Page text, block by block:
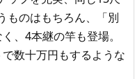
ものはもちろん、「別
、4本継の竿も登場。
数十万円もするような